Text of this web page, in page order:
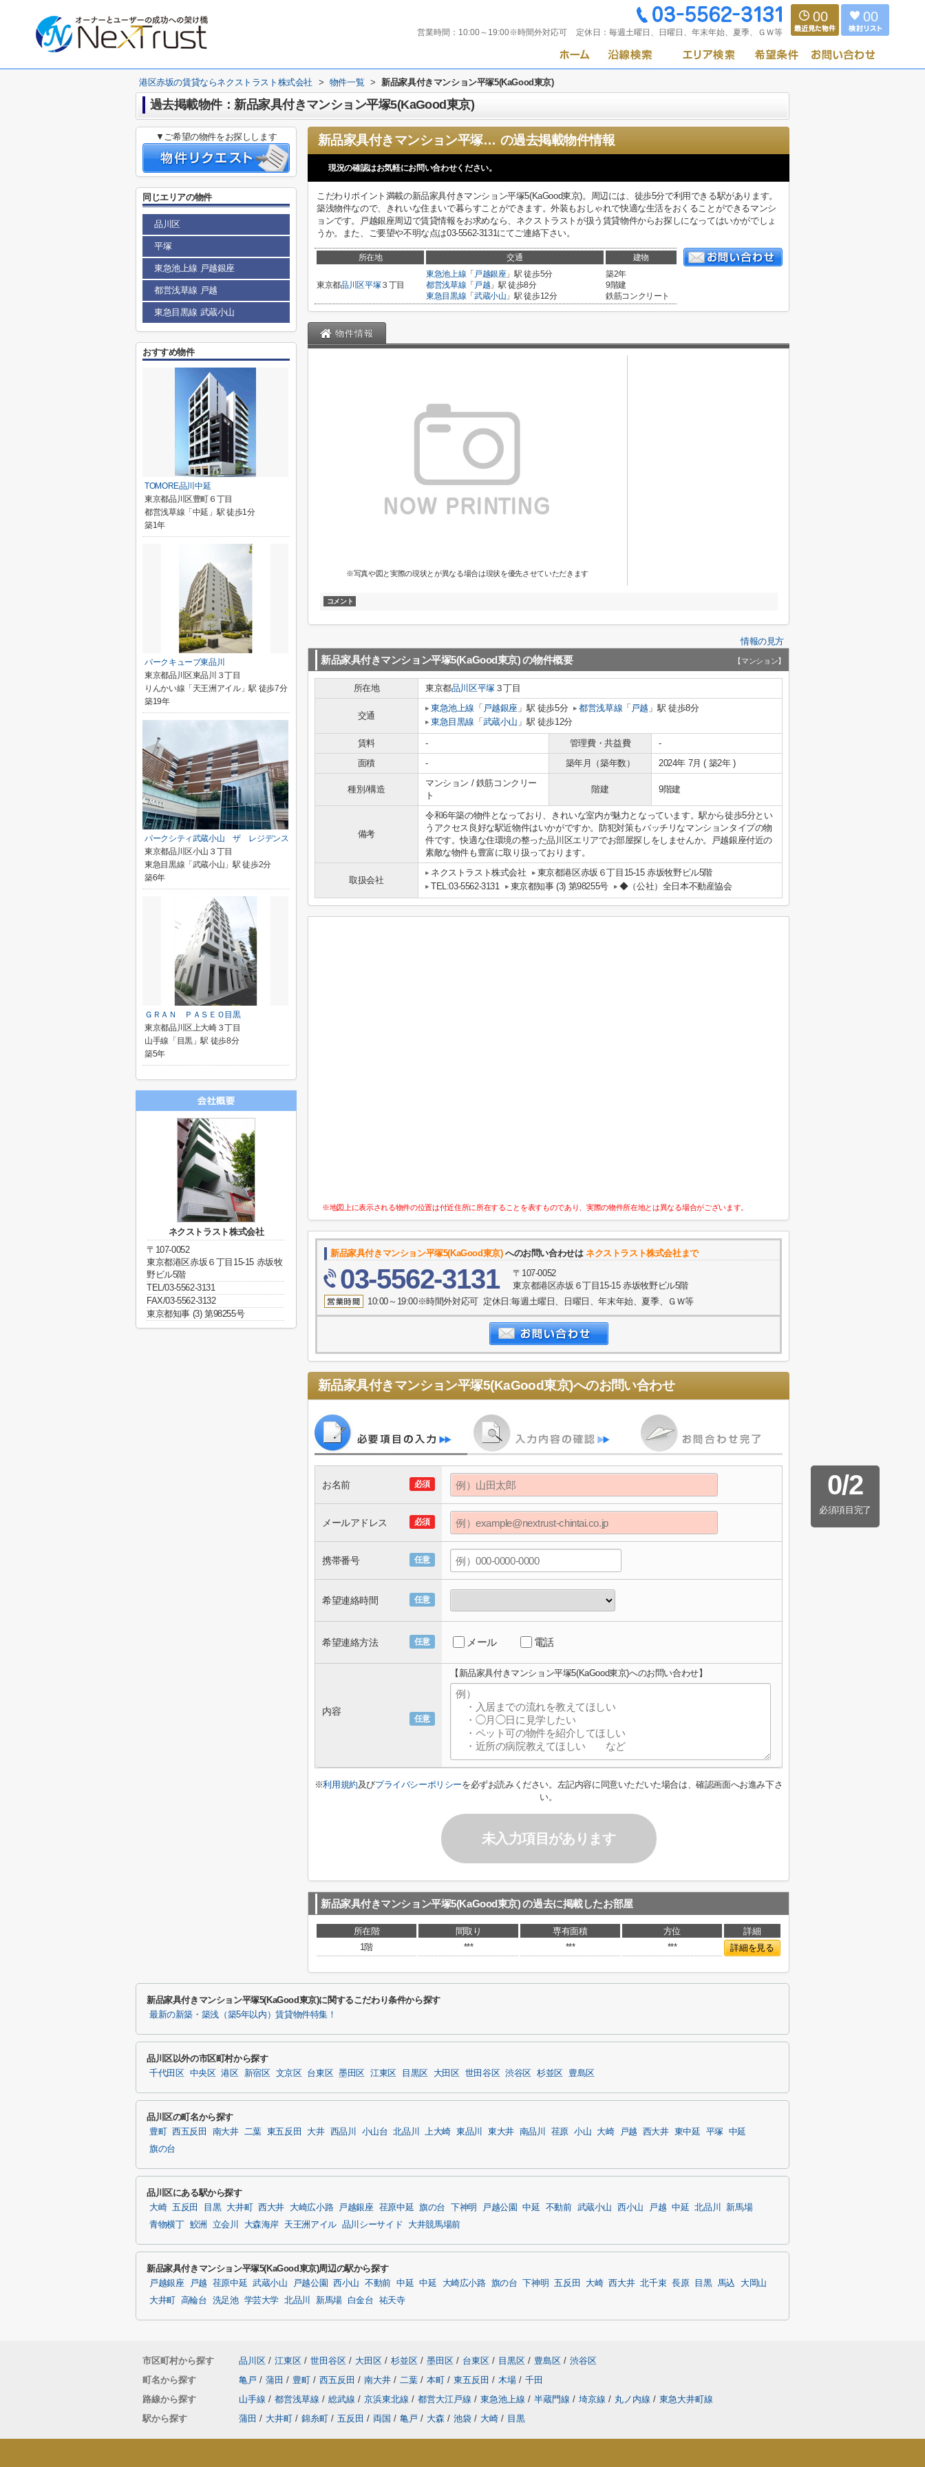
営業時間： 10:00～19:00※時間外対応可 定休日： 毎週土曜日、日曜日、年末年始、夏季、ＧＷ等
00 00
港区赤坂の賃貸ならネクストラスト株式会社 > 物件一覧 > 新品家具付きマンション平塚5(KaGood東京)
過去掲載物件：新品家具付きマンション平塚5(KaGood東京)
新品家具付きマンション平塚5(KaGood東京) の過去掲載物件情報
現況の確認はお気軽にお問い合わせください。
こだわりポイント満載の新品家具付きマンション平塚5(KaGood東京)。周辺には、徒歩5分で利用できる駅があります。
築浅物件なので、きれいな住まいで暮らすことができます。外装もおしゃれで快適な生活をおくることができるマンシ
ョンです。戸越銀座周辺で賃貸情報をお求めなら、ネクストラストが扱う賃貸物件からお探しになってはいかがでしょ
うか。また、ご要望や不明な点は03-5562-3131にてご連絡下さい。
所在地 交通 建物
東京都品川区平塚３丁目
東急池上線 「 戸越銀座」駅 徒歩5分
都営浅草線 「 戸越 」駅 徒歩8分
東急目黒線 「 武蔵小山 」駅 徒歩12分
築2年
9階建
鉄筋コンクリート
物件情報
※写真や図と実際の現状とが異なる場合は現状を優先させていただきます
コメント
情報の見方
新品家具付きマンション平塚5(KaGood東京) の物件概要 【マンション】
所在地 東京都品川区平塚３丁目
交通
東急池上線 「 戸越銀座 」駅 徒歩5分 都営浅草線 「 戸越 」駅 徒歩8分
東急目黒線 「 武蔵小山 」駅 徒歩12分
賃料 - 管理費・共益費
-
面積
- 築年月（築年数） 2024年 7月 ( 築2年 )
種別/構造
マンション / 鉄筋コンクリー
ト
階建 9階建
備考
令和6年築の物件となっており、きれいな室内が魅力となっています。駅から徒歩5分とい
うアクセス良好な駅近物件はいかがですか。防犯対策もバッチリなマンションタイプの物
件です。快適な住環境の整った品川区エリアでお部屋探しをしませんか。戸越銀座付近の
素敵な物件も豊富に取り扱っております。
取扱会社
ネクストラスト株式会社
東京都港区赤坂６丁目15-15 赤坂牧野ビル5階
TEL:03-5562-3131
東京都知事 (3) 第98255号 ◆（公社）全日本不動産協会
※地図上に表示される物件の位置は付近住所に所在することを表すものであり、実際の物件所在地とは異なる場合がございます。
新品家具付きマンション平塚5(KaGood東京)へのお問い合わせはネクストラスト株式会社まで
03-5562-3131
〒107-0052
東京都港区赤坂６丁目15-15 赤坂牧野ビル5階
10:00～19:00※時間外対応可 定休日:毎週土曜日、日曜日、年末年始、夏季、ＧＷ等
新品家具付きマンション平塚5(KaGood東京)へのお問い合わせ
0/2
必須項目完了
必須
お名前
必須
メールアドレス
任意
携帯番号
任意
希望連絡時間
任意
希望連絡方法 メール 電話
任意
内容
【新品家具付きマンション平塚5(KaGood東京)へのお問い合わせ】
※利用規約及びプライバシーポリシーを必ずお読みください。左記内容に同意いただいた場合は、確認画面へお進み下さ
い。
未入力項目があります
新品家具付きマンション平塚5(KaGood東京) の過去に掲載したお部屋
所在階 間取り 専有面積 方位
詳細
1階
*** *** *** 詳細を見る
▼ご希望の物件をお探しします
同じエリアの物件
品川区
平塚
東急池上線 戸越銀座
都営浅草線 戸越
東急目黒線 武蔵小山
おすすめ物件
TOMORE品川中延
東京都品川区豊町６丁目
都営浅草線「中延」駅 徒歩1分
築1年
パークキューブ東品川
東京都品川区東品川３丁目
りんかい線「天王洲アイル」駅 徒歩7分
築19年
パークシティ武蔵小山 ザ レジデンス
東京都品川区小山３丁目
東急目黒線「武蔵小山」駅 徒歩2分
築6年
ＧＲＡＮ ＰＡＳＥＯ目黒
東京都品川区上大崎３丁目
山手線「目黒」駅 徒歩8分
築5年
ネクストラスト株式会社
〒107-0052
東京都港区赤坂６丁目15-15 赤坂牧
野ビル5階
TEL/03-5562-3131
FAX/03-5562-3132
東京都知事 (3) 第98255号
新品家具付きマンション平塚5(KaGood東京)に関するこだわり条件から探す
最新の新築・築浅（築5年以内）賃貸物件特集！
品川区以外の市区町村から探す
千代田区 中央区 港区 新宿区 文京区 台東区 墨田区 江東区 目黒区 大田区 世田谷区 渋谷区 杉並区 豊島区
品川区の町名から探す
豊町 西五反田 南大井 二葉 東五反田 大井 西品川 小山台 北品川 上大崎 東品川 東大井 南品川 荏原 小山 大崎 戸越 西大井 東中延 平塚 中延
旗の台
品川区にある駅から探す
大崎 五反田 目黒 大井町 西大井 大崎広小路 戸越銀座 荏原中延 旗の台 下神明 戸越公園 中延 不動前 武蔵小山 西小山 戸越 中延 北品川
新馬場
青物横丁
鮫洲 立会川 大森海岸 天王洲アイル 品川シーサイド 大井競馬場前
新品家具付きマンション平塚5(KaGood東京)周辺の駅から探す
戸越銀座 戸越 荏原中延 武蔵小山 戸越公園 西小山 不動前 中延 中延 大崎広小路 旗の台 下神明 五反田 大崎 西大井 北千束 長原 目黒 馬込
大岡山
大井町
高輪台 洗足池 学芸大学 北品川 新馬場 白金台 祐天寺
市区町村から探す 品川区 / 江東区 / 世田谷区 / 大田区 / 杉並区 / 墨田区 / 台東区 / 目黒区 / 豊島区 / 渋谷区
町名から探す
亀戸 / 蒲田 / 豊町 / 西五反田 / 南大井 / 二葉 / 本町 / 東五反田 / 木場 / 千田
路線から探す
山手線 / 都営浅草線 / 総武線 / 京浜東北線 / 都営大江戸線 / 東急池上線 / 半蔵門線 / 埼京線 / 丸ノ内線 / 東急大井町線
駅から探す
蒲田 / 大井町 / 錦糸町 / 五反田 / 両国 / 亀戸 / 大森 / 池袋 / 大崎 / 目黒